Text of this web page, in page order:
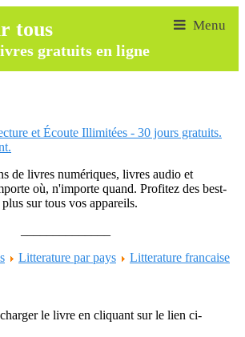
tous
gratuits en ligne
et Écoute Illimitées - 30 jours gratuits.
de livres numériques, livres audio et
où, n'importe quand. Profitez des best-
sur tous vos appareils.
Litterature par pays
Litterature francaise
le livre en cliquant sur le lien ci-